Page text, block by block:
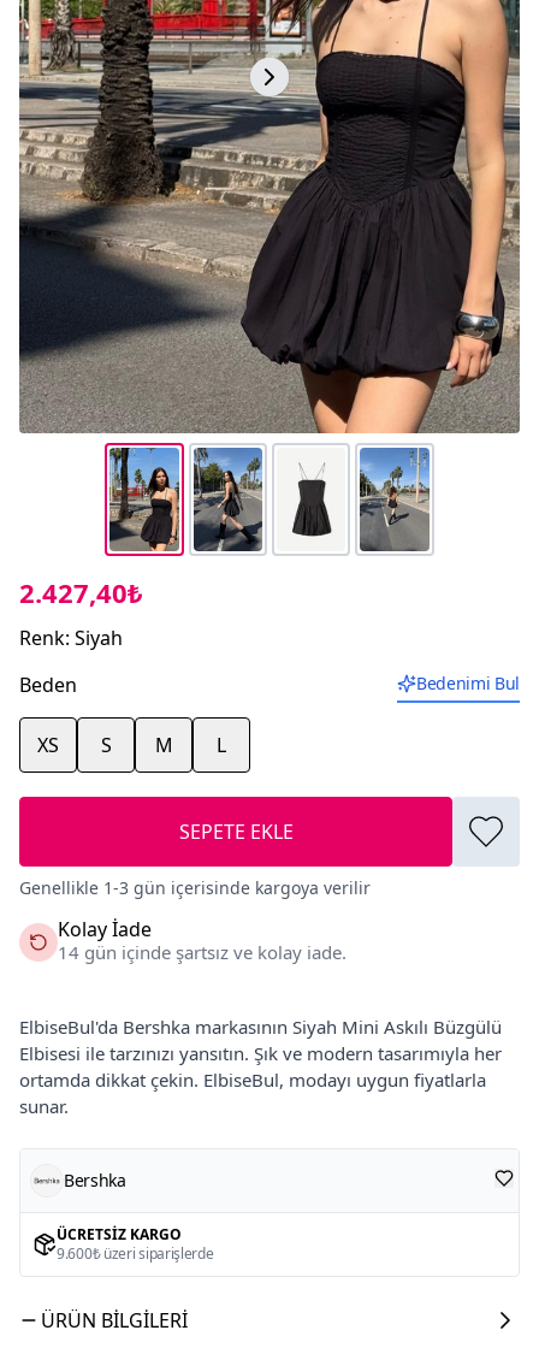
2.427,40₺
Renk: Siyah
Beden
Bedenimi Bul
XS S M L
SEPETE EKLE
Genellikle 1-3 gün içerisinde kargoya verilir
Kolay İade
14 gün içinde şartsız ve kolay iade.
ElbiseBul'da Bershka markasının Siyah Mini Askılı Büzgülü
Elbisesi ile tarzınızı yansıtın. Şık ve modern tasarımıyla her
ortamda dikkat çekin. ElbiseBul, modayı uygun fiyatlarla
sunar.
Bershka
ÜCRETSIZ KARGO
9.600₺ üzeri siparişlerde
ÜRÜN BILGILERI